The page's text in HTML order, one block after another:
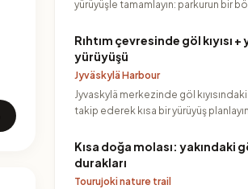
yürüyüşle tamamlayın: parkurun bir
Rıhtım çevresinde göl kıyısı
yürüyüşü
Jyväskylä Harbour
Jyvaskylä merkezinde göl kıyısındaki
takip ederek kısa bir yürüyüş
Kısa doğa molası: yakındaki
durakları
Tourujoki nature trail